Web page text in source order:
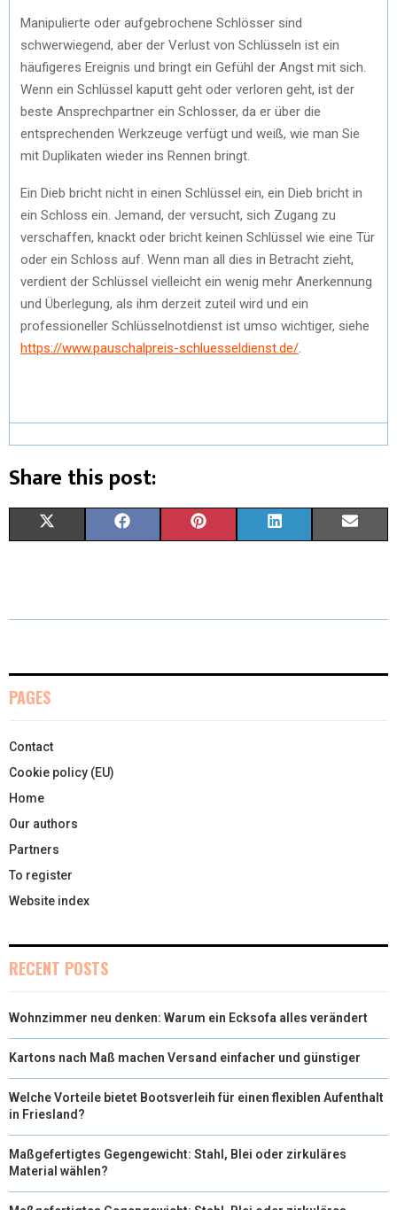
Manipulierte oder aufgebrochene Schlösser sind
schwerwiegend, aber der Verlust von Schlüsseln ist ein
häufigeres Ereignis und bringt ein Gefühl der Angst mit sich.
Wenn ein Schlüssel kaputt geht oder verloren geht, ist der
beste Ansprechpartner ein Schlosser, da er über die
entsprechenden Werkzeuge verfügt und weiß, wie man Sie
mit Duplikaten wieder ins Rennen bringt.
Ein Dieb bricht nicht in einen Schlüssel ein, ein Dieb bricht in
ein Schloss ein. Jemand, der versucht, sich Zugang zu
verschaffen, knackt oder bricht keinen Schlüssel wie eine Tür
oder ein Schloss auf. Wenn man all dies in Betracht zieht,
verdient der Schlüssel vielleicht ein wenig mehr Anerkennung
und Überlegung, als ihm derzeit zuteil wird und ein
professioneller Schlüsselnotdienst ist umso wichtiger, siehe
https://www.pauschalpreis-schluesseldienst.de/.
Share this post:
W
R
E T K I
PAGES
Contact
Cookie policy (EU)
Home
Our authors
Partners
To register
Website index
RECENT POSTS
Wohnzimmer neu denken: Warum ein Ecksofa alles verändert
Kartons nach Maß machen Versand einfacher und günstiger
Welche Vorteile bietet Bootsverleih für einen flexiblen Aufenthalt
in Friesland?
Maßgefertigtes Gegengewicht: Stahl, Blei oder zirkuläres
Material wählen?